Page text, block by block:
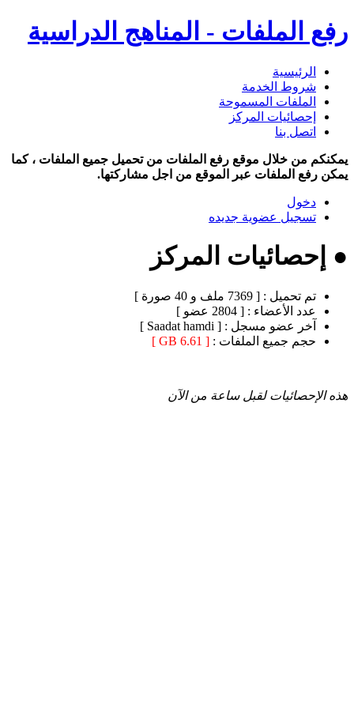
رفع الملفات - المناهج الدراسية
الرئيسية
شروط الخدمة
الملفات المسموحة
إحصائيات المركز
اتصل بنا
يمكنكم من خلال موقع رفع الملفات من تحميل جميع الملفات ، كما
يمكن رفع الملفات عبر الموقع من اجل مشاركتها.
دخول
تسجيل عضوية جديده
● إحصائيات المركز
تم تحميل : [ 7369 ملف و 40 صورة ]
عدد الأعضاء : [ 2804 عضو ]
آخر عضو مسجل : [ Saadat hamdi ]
حجم جميع الملفات : [ 6.61 GB ]
هذه الإحصائيات لقبل ساعة من الآن